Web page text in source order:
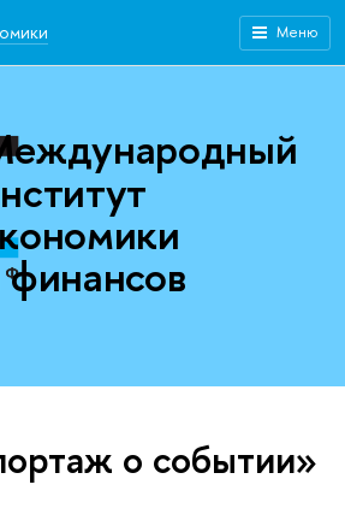
Меню
о событии»